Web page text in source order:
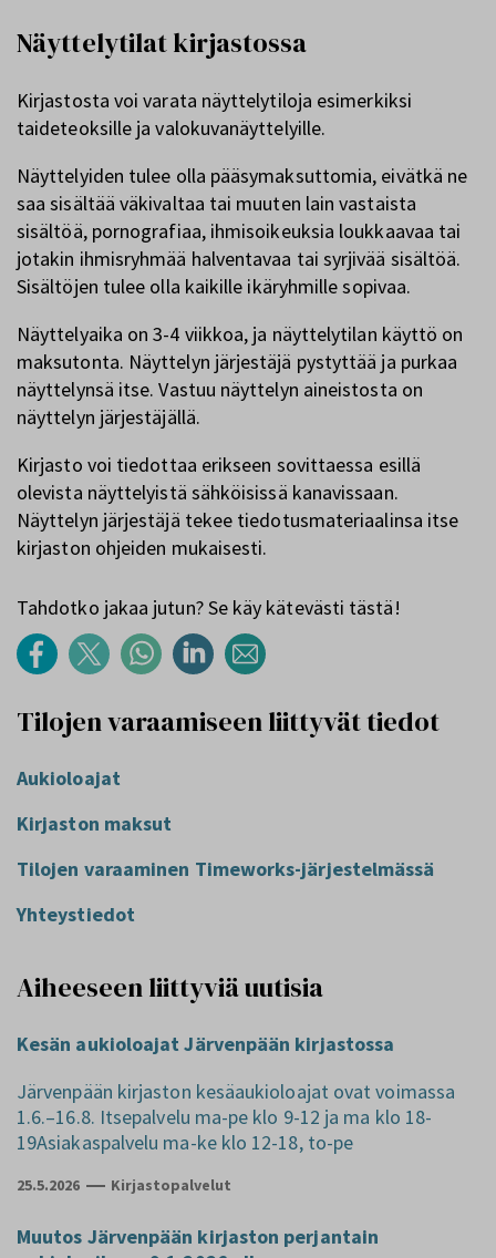
Näyttelytilat kirjastossa
Kirjastosta voi varata näyttelytiloja esimerkiksi
taideteoksille ja valokuvanäyttelyille.
Näyttelyiden tulee olla pääsymaksuttomia, eivätkä ne
saa sisältää väkivaltaa tai muuten lain vastaista
sisältöä, pornografiaa, ihmisoikeuksia loukkaavaa tai
jotakin ihmisryhmää halventavaa tai syrjivää sisältöä.
Sisältöjen tulee olla kaikille ikäryhmille sopivaa.
Näyttelyaika on 3-4 viikkoa, ja näyttelytilan käyttö on
maksutonta. Näyttelyn järjestäjä pystyttää ja purkaa
näyttelynsä itse. Vastuu näyttelyn aineistosta on
näyttelyn järjestäjällä.
Kirjasto voi tiedottaa erikseen sovittaessa esillä
olevista näyttelyistä sähköisissä kanavissaan.
Näyttelyn järjestäjä tekee tiedotusmateriaalinsa itse
kirjaston ohjeiden mukaisesti.
Tahdotko jakaa jutun? Se käy kätevästi tästä!
Tilojen varaamiseen liittyvät tiedot
Aukioloajat
Kirjaston maksut
Tilojen varaaminen Timeworks-järjestelmässä
Yhteystiedot
Aiheeseen liittyviä uutisia
Kesän aukioloajat Järvenpään kirjastossa
Järvenpään kirjaston kesäaukioloajat ovat voimassa
1.6.–16.8. Itsepalvelu ma-pe klo 9-12 ja ma klo 18-
19Asiakaspalvelu ma-ke klo 12-18, to-pe
25.5.2026 Kirjastopalvelut
Muutos Järvenpään kirjaston perjantain